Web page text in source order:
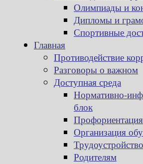
Олимпиады и
Дипломы и
Спортивные
Главная
Противодействие
Разговоры о важном
Доступная среда
Нормативно-
блок
Профориентация
Организация
Трудоустройство
Родителям